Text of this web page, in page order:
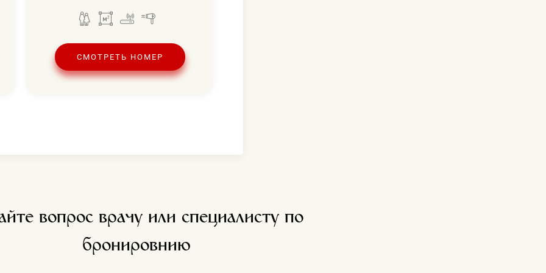
СМОТРЕТЬ НОМЕР
вопрос врачу или специалисту по
бронировнию